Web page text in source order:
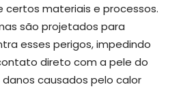
certos materiais e processos.
são projetados para
esses perigos, impedindo
direto com a pele do
causados pelo calor